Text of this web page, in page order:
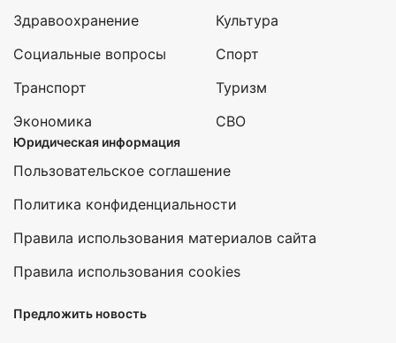
Здравоохранение
Социальные вопросы
Транспорт
Экономика
Культура
Спорт
Туризм
СВО
Юридическая информация
Пользовательское соглашение
Политика конфиденциальности
Правила использования материалов сайта
Правила использования cookies
Предложить новость